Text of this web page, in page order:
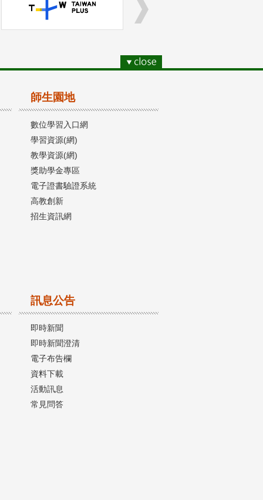
師生園地
數位學習入口網
學習資源(網)
教學資源(網)
獎助學金專區
電子證書驗證系統
高教創新
招生資訊網
訊息公告
即時新聞
即時新聞澄清
電子布告欄
資料下載
活動訊息
常見問答